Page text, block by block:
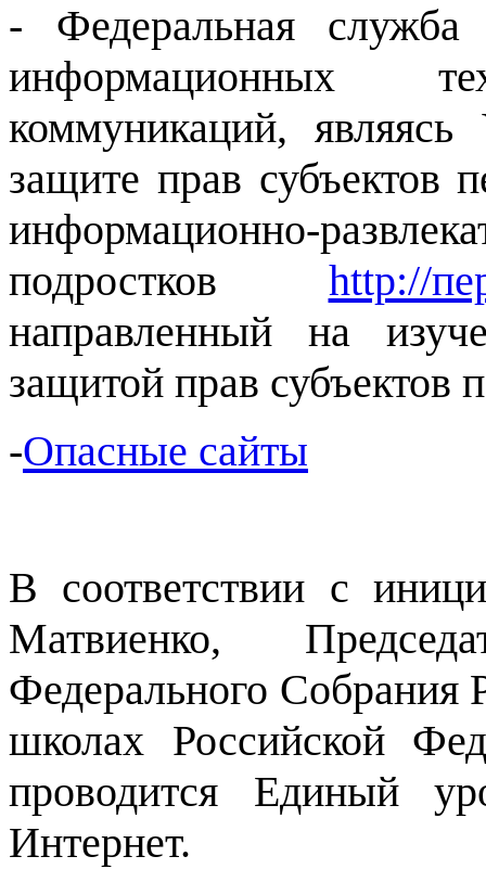
- Федеральная
информационных
коммуникаций,
защите прав субъектов
информационно-
подростков
http://
направленный на
защитой прав субъектов
-Опасные сайты
В соответствии с
Матвиенко,
Федерального Собрания
школах Российской
проводится Единый
Интернет.